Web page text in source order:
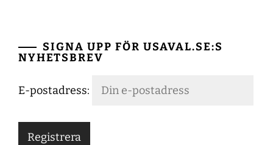
SIGNA UPP FÖR USAVAL.SE:S
NYHETSBREV
E-postadress: